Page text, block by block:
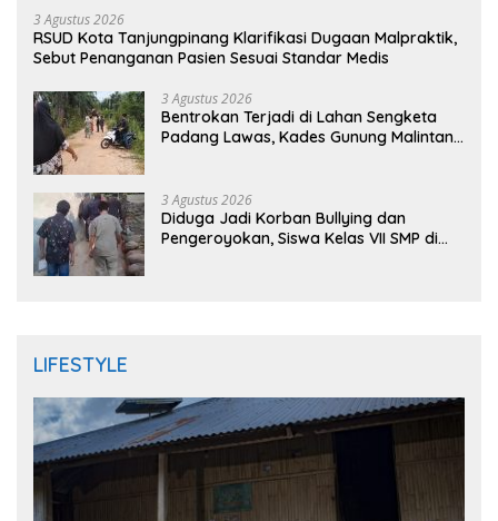
3 Agustus 2026
RSUD Kota Tanjungpinang Klarifikasi Dugaan Malpraktik,
Sebut Penanganan Pasien Sesuai Standar Medis
3 Agustus 2026
Bentrokan Terjadi di Lahan Sengketa
Padang Lawas, Kades Gunung Malintang
3 Agustus 2026
Diduga Jadi Korban Bullying dan
Pengeroyokan, Siswa Kelas VII SMP di
LIFESTYLE